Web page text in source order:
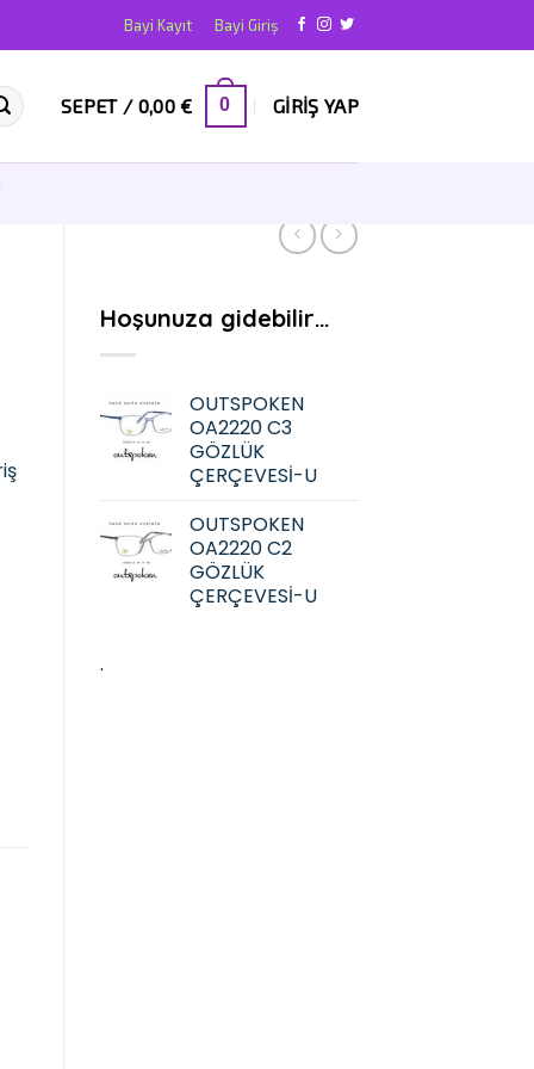
Bayi Kayıt Bayi Giriş
SEPET / 0,00€ 0 GIRIŞ YAP
Hoşunuza gidebilir…
OUTSPOKEN
OA2220 C3
GÖZLÜK
ÇERÇEVESİ-U
OUTSPOKEN
OA2220 C2
GÖZLÜK
ÇERÇEVESİ-U
.